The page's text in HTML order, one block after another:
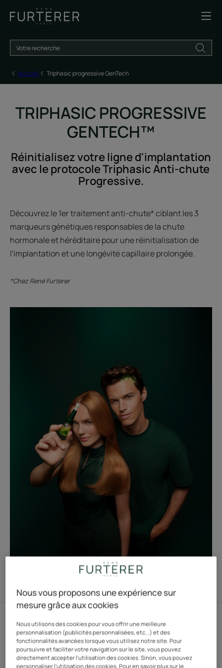
Accueil Triphasic progressive GenTech
TRIPHASIC PROGRESSIVE
GENTECH™
Réinitialisez votre ligne d'implantation
avec le protocole Triphasic Anti-chute
Progressive.
Découvrez le 1er traitement anti-chute* ciblant les 3
marqueurs génétiques responsables de la chute
hormonale et héréditaire pour une réinitialisation de
l'implantation et une longévité capillaire prolongée.
*Chez René Furterer
INNOVATION TRIPHASIC PROGRESSIVE
PROTOCOLE ANTI-CHUTE ULTIME
INNOVATION TRIPHASIC ANTI-CHUTE PROGRESSIVE
Nous vous proposons une expérience sur
mesure grâce aux cookies
Nous utilisons des cookies pour vous offrir une meilleure
personnalisation (publicités personnalisées, etc...) et des
fonctionnalités avancées lorsque vous utilisez notre site. Pour
poursuivre et faciliter votre navigation sur le site, vous pouvez
directement accepter l'utilisation des cookies. Sinon, vous pouvez
personnaliser l'utilisation des cookies. Pour en savoir plus sur le